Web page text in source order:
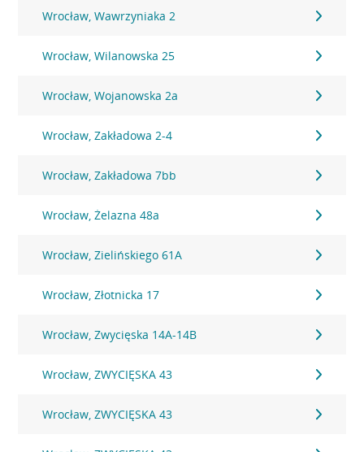
Wrocław, Wawrzyniaka 2
Wrocław, Wilanowska 25
Wrocław, Wojanowska 2a
Wrocław, Zakładowa 2-4
Wrocław, Zakładowa 7bb
Wrocław, Żelazna 48a
Wrocław, Zielińskiego 61A
Wrocław, Złotnicka 17
Wrocław, Zwycięska 14A-14B
Wrocław, ZWYCIĘSKA 43
Wrocław, ZWYCIĘSKA 43